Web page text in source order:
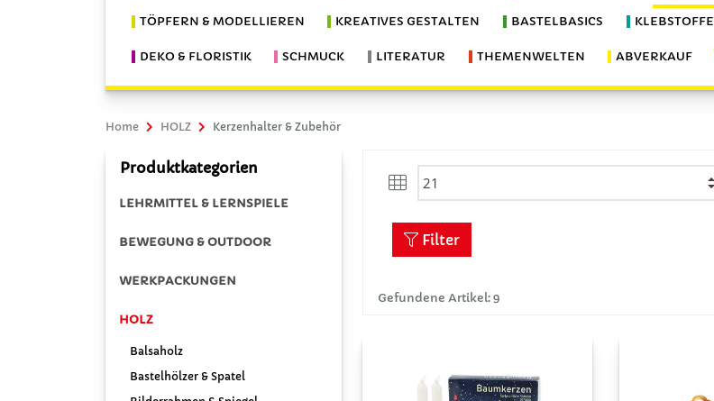
TÖPFERN & MODELLIEREN KREATIVES GESTALTEN BASTELBASICS KLEBSTOFFE
DEKO & FLORISTIK SCHMUCK LITERATUR THEMENWELTEN ABVERKAUF
Home HOLZ Kerzenhalter & Zubehör
Produktkategorien
LEHRMITTEL & LERNSPIELE
BEWEGUNG & OUTDOOR
WERKPACKUNGEN
HOLZ
Balsaholz
Bastelhölzer & Spatel
Gefundene Artikel: 9
Filter